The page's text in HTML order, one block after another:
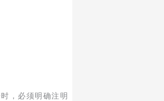
，必须明确注明